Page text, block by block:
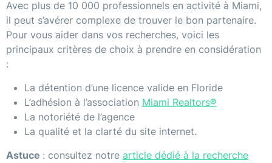
Avec plus de 10 000 professionnels en activité à Miami,
il peut s’avérer complexe de trouver le bon partenaire.
Pour vous aider dans vos recherches, voici les
principaux critères de choix à prendre en considération
:
La détention d’une licence valide en Floride
L’adhésion à l’association Miami Realtors®
La notoriété de l’agence
La qualité et la clarté du site internet.
Astuce : consultez notre article dédié à la recherche